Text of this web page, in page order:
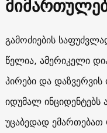
გამოძიების
წელია, ამერიკელი
პირები და
იდუმალ ინციდენტებს
უცაბედად